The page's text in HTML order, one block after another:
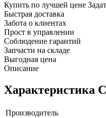
Купить по лучшей цене
Быстрая доставка
Забота о клиентах
Прост в управлении
Соблюдение гарантий
Запчасти на складе
Выгодная цена
Описание
Характеристика
Производитель